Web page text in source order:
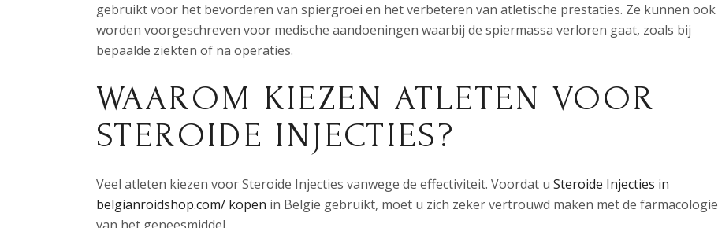
gebruikt voor het bevorderen van spiergroei en het verbeteren van atletische prestaties. Ze kunnen ook
worden voorgeschreven voor medische aandoeningen waarbij de spiermassa verloren gaat, zoals bij
bepaalde ziekten of na operaties.
WAAROM KIEZEN ATLETEN VOOR
STEROIDE INJECTIES?
Veel atleten kiezen voor Steroide Injecties vanwege de effectiviteit. Voordat u Steroide Injecties in
belgianroidshop.com/ kopen in België gebruikt, moet u zich zeker vertrouwd maken met de farmacologie